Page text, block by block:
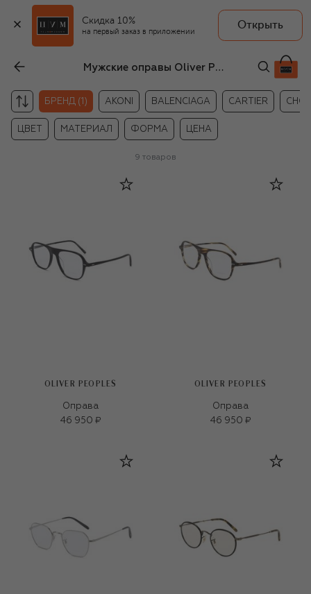
Скидка 10%
на первый заказ в приложении
Открыть
Мужские оправы Oliver Peoples
БРЕНД (1) AKONI BALENCIAGA CARTIER
ЦВЕТ МАТЕРИАЛ ФОРМА ЦЕНА
9 товаров
OLIVER PEOPLES
Оправа
46 950 ₽
OLIVER PEOPLES
Оправа
46 950 ₽